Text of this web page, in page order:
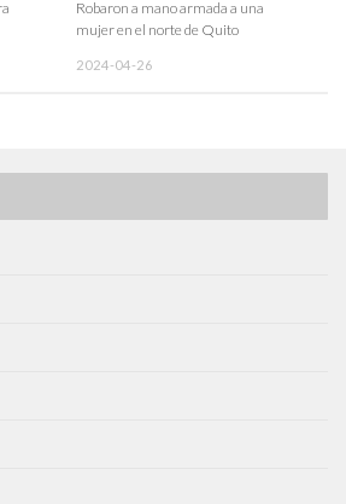
Robaron a mano armada a una
mujer en el norte de Quito
2024-04-26